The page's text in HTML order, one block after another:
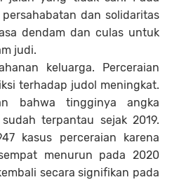
dan solidaritas
dendam dan culas untuk
judi.
keluarga. Perceraian
terhadap judol meningkat.
bahwa tingginya angka
terpantau sejak 2019.
kasus perceraian karena
menurun pada 2020
secara signifikan pada